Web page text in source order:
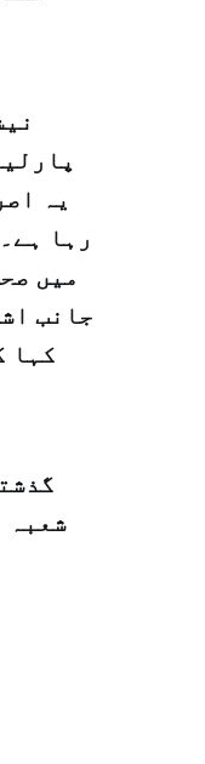
یہ
میں
جانب
کہا
شعبہ